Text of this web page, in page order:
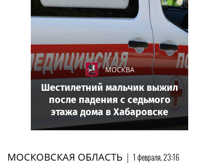
МОСКОВСКАЯ ОБЛАСТЬ | 1 февраля, 23:16
МОСКВА
Шестилетний мальчик выжил
после падения с седьмого
этажа дома в Хабаровске